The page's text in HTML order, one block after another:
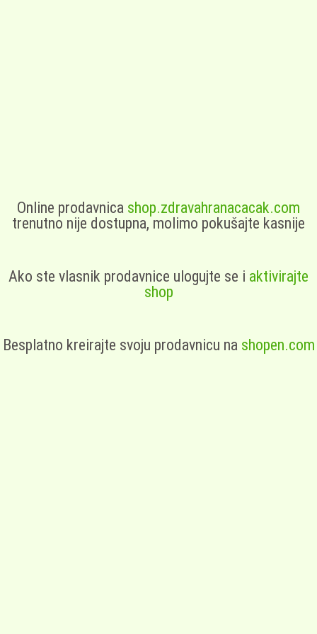
Online prodavnica shop.zdravahranacacak.com
trenutno nije dostupna, molimo pokušajte kasnije
Ako ste vlasnik prodavnice ulogujte se i aktivirajte
shop
Besplatno kreirajte svoju prodavnicu na shopen.com